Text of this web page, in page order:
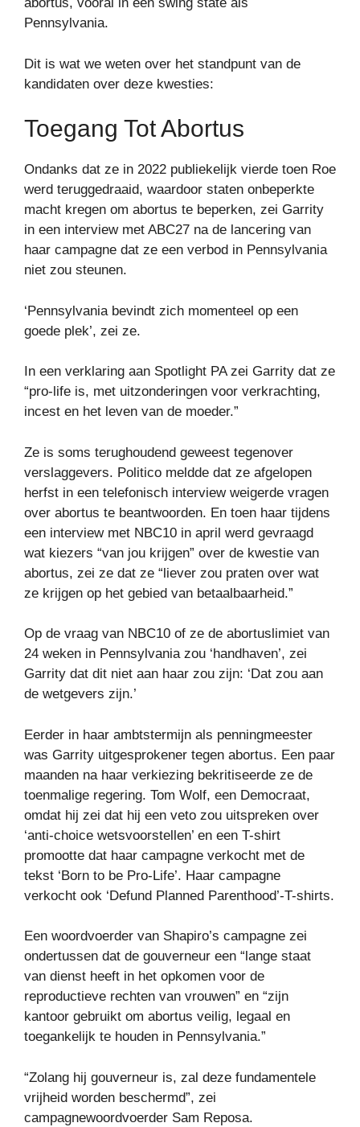
Pennsylvania.
Dit is wat we weten over het standpunt van de
kandidaten over deze kwesties:
Toegang Tot Abortus
Ondanks dat ze in 2022 publiekelijk vierde toen Roe
werd teruggedraaid, waardoor staten onbeperkte
macht kregen om abortus te beperken, zei Garrity
in een interview met ABC27 na de lancering van
haar campagne dat ze een verbod in Pennsylvania
niet zou steunen.
‘Pennsylvania bevindt zich momenteel op een
goede plek’, zei ze.
In een verklaring aan Spotlight PA zei Garrity dat ze
“pro-life is, met uitzonderingen voor verkrachting,
incest en het leven van de moeder.”
Ze is soms terughoudend geweest tegenover
verslaggevers. Politico meldde dat ze afgelopen
herfst in een telefonisch interview weigerde vragen
over abortus te beantwoorden. En toen haar tijdens
een interview met NBC10 in april werd gevraagd
wat kiezers “van jou krijgen” over de kwestie van
abortus, zei ze dat ze “liever zou praten over wat
ze krijgen op het gebied van betaalbaarheid.”
Op de vraag van NBC10 of ze de abortuslimiet van
24 weken in Pennsylvania zou ‘handhaven’, zei
Garrity dat dit niet aan haar zou zijn: ‘Dat zou aan
de wetgevers zijn.’
Eerder in haar ambtstermijn als penningmeester
was Garrity uitgesprokener tegen abortus. Een paar
maanden na haar verkiezing bekritiseerde ze de
toenmalige regering. Tom Wolf, een Democraat,
omdat hij zei dat hij een veto zou uitspreken over
‘anti-choice wetsvoorstellen’ en een T-shirt
promootte dat haar campagne verkocht met de
tekst ‘Born to be Pro-Life’. Haar campagne
verkocht ook ‘Defund Planned Parenthood’-T-shirts.
Een woordvoerder van Shapiro’s campagne zei
ondertussen dat de gouverneur een “lange staat
van dienst heeft in het opkomen voor de
reproductieve rechten van vrouwen” en “zijn
kantoor gebruikt om abortus veilig, legaal en
toegankelijk te houden in Pennsylvania.”
“Zolang hij gouverneur is, zal deze fundamentele
vrijheid worden beschermd”, zei
campagnewoordvoerder Sam Reposa.